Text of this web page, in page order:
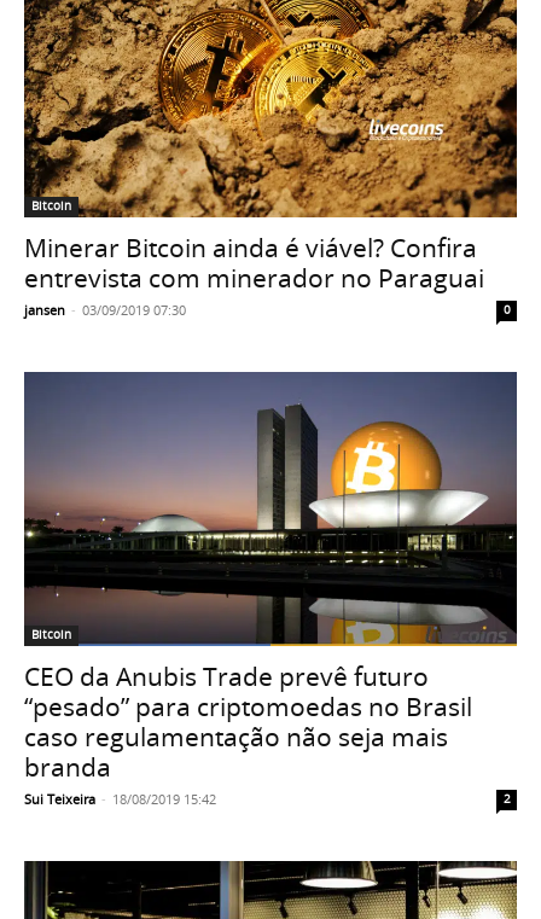
Bitcoin
Minerar Bitcoin ainda é viável? Confira
entrevista com minerador no Paraguai
jansen - 03/09/2019 07:30 0
Bitcoin
CEO da Anubis Trade prevê futuro
“pesado” para criptomoedas no Brasil
caso regulamentação não seja mais
branda
Sui Teixeira - 18/08/2019 15:42 2